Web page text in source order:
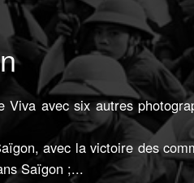
Viva avec six autres
avec la victoire des
Saïgon ;...